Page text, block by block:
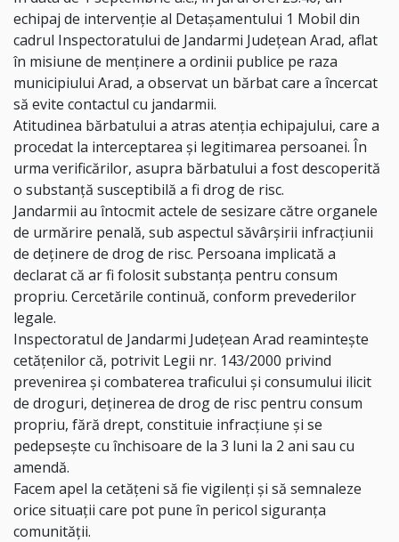
echipaj de intervenție al Detașamentului 1 Mobil din
cadrul Inspectoratului de Jandarmi Județean Arad, aflat
în misiune de menținere a ordinii publice pe raza
municipiului Arad, a observat un bărbat care a încercat
să evite contactul cu jandarmii.
Atitudinea bărbatului a atras atenția echipajului, care a
procedat la interceptarea și legitimarea persoanei. În
urma verificărilor, asupra bărbatului a fost descoperită
o substanță susceptibilă a fi drog de risc.
Jandarmii au întocmit actele de sesizare către organele
de urmărire penală, sub aspectul săvârșirii infracțiunii
de deținere de drog de risc. Persoana implicată a
declarat că ar fi folosit substanța pentru consum
propriu. Cercetările continuă, conform prevederilor
legale.
Inspectoratul de Jandarmi Județean Arad reamintește
cetățenilor că, potrivit Legii nr. 143/2000 privind
prevenirea și combaterea traficului și consumului ilicit
de droguri, deținerea de drog de risc pentru consum
propriu, fără drept, constituie infracțiune și se
pedepsește cu închisoare de la 3 luni la 2 ani sau cu
amendă.
Facem apel la cetățeni să fie vigilenți și să semnaleze
orice situații care pot pune în pericol siguranța
comunității.